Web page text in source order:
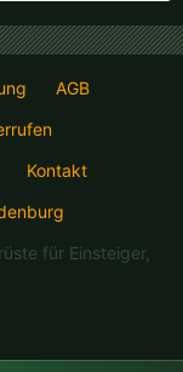
AGB
Kontakt
für Einsteiger,